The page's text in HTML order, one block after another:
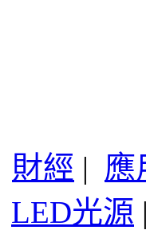
財經 | 應
LED光源